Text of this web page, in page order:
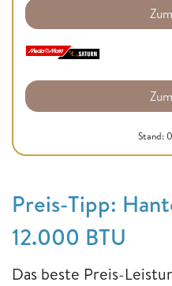
Stand:
Preis-Tipp:
12.000 BTU
Das beste Preis-